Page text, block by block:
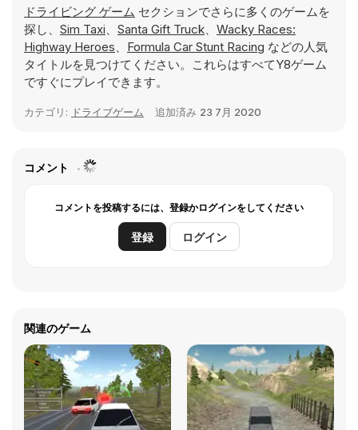
ドライビング ゲーム セクションでさらに多くのゲームを
探し、 Sim Taxi、 Santa Gift Truck、 Wacky Races:
Highway Heroes、 Formula Car Stunt Racing などの人気
タイトルを見つけてください。これらはすべてY8ゲーム
ですぐにプレイできます。
カテゴリ: ドライブゲーム 追加済み 23 7月 2020
コメント
コメントを投稿するには、登録かログインをしてください
登録 ログイン
関連のゲーム